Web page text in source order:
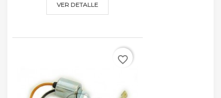
VER DETALLE
favorite_border